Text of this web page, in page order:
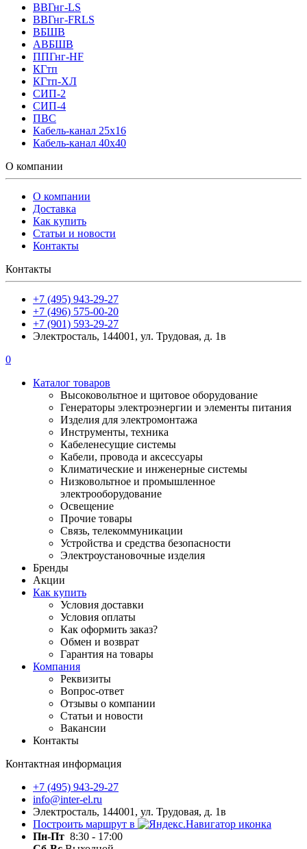
ВВГнг-LS
ВВГнг-FRLS
ВБШВ
АВБШВ
ППГнг-HF
КГтп
КГтп-ХЛ
СИП-2
СИП-4
ПВС
Кабель-канал 25х16
Кабель-канал 40х40
О компании
О компании
Доставка
Как купить
Статьи и новости
Контакты
Контакты
+7 (495) 943-29-27
+7 (496) 575-00-20
+7 (901) 593-29-27
Электросталь, 144001, ул. Трудовая, д. 1в
0
Каталог товаров
Высоковольтное и щитовое оборудование
Генераторы электроэнергии и элементы питания
Изделия для электромонтажа
Инструменты, техника
Кабеленесущие системы
Кабели, провода и аксессуары
Климатические и инженерные системы
Низковольтное и промышленное
электрооборудование
Освещение
Прочие товары
Связь, телекоммуникации
Устройства и средства безопасности
Электроустановочные изделия
Бренды
Акции
Как купить
Условия доставки
Условия оплаты
Как оформить заказ?
Обмен и возврат
Гарантия на товары
Компания
Реквизиты
Вопрос-ответ
Отзывы о компании
Статьи и новости
Вакансии
Контакты
Контактная информация
+7 (495) 943-29-27
info@inter-el.ru
Электросталь, 144001, ул. Трудовая, д. 1в
Построить маршрут в
Пн-Пт 8:30 - 17:00